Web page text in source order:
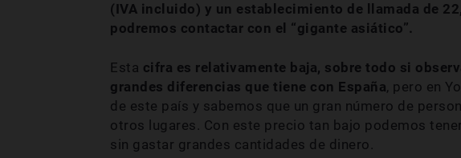
(IVA incluido) y un establecimiento de llamada de
podremos contactar con el “gigante asiático”.
Esta cifra es relativamente baja, sobre todo si
grandes diferencias que tiene con España, pero en
de este país y sabemos que un gran número de
otros lugares. Con este precio tan bajo podemos
sin gastar grandes cantidades de dinero.